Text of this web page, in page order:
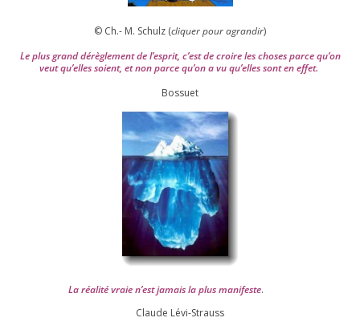
© Ch.- M. Schulz (cli­quer pour agran­dir)
Le plus grand dérè­gle­ment de l’es­prit, c’est de croire les choses parce qu’on
veut qu’elles soient, et non parce qu’on a vu qu’elles sont en effet.
Bossuet
La réa­lité vraie n’est jamais la plus mani­feste.
Claude Lévi-Strauss